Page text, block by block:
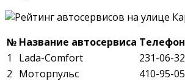
№ Название автосервиса Телефон
1
Lada-Comfort 231-06-32
2 Моторпульс 410-95-05